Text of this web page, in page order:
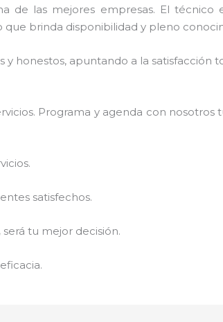
de las mejores empresas. El técnico
brinda disponibilidad y pleno
honestos, apuntando a la
Programa y agenda con nosotros
satisfechos.
será tu mejor decisión.